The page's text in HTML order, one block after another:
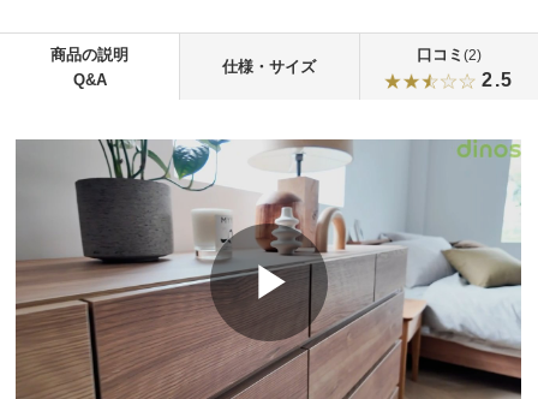
商品の説明
Q&A
仕様・サイズ
口コミ (2)
2.5